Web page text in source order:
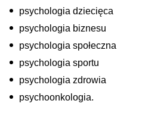
psychologia dziecięca
psychologia biznesu
psychologia społeczna
psychologia sportu
psychologia zdrowia
psychoonkologia.